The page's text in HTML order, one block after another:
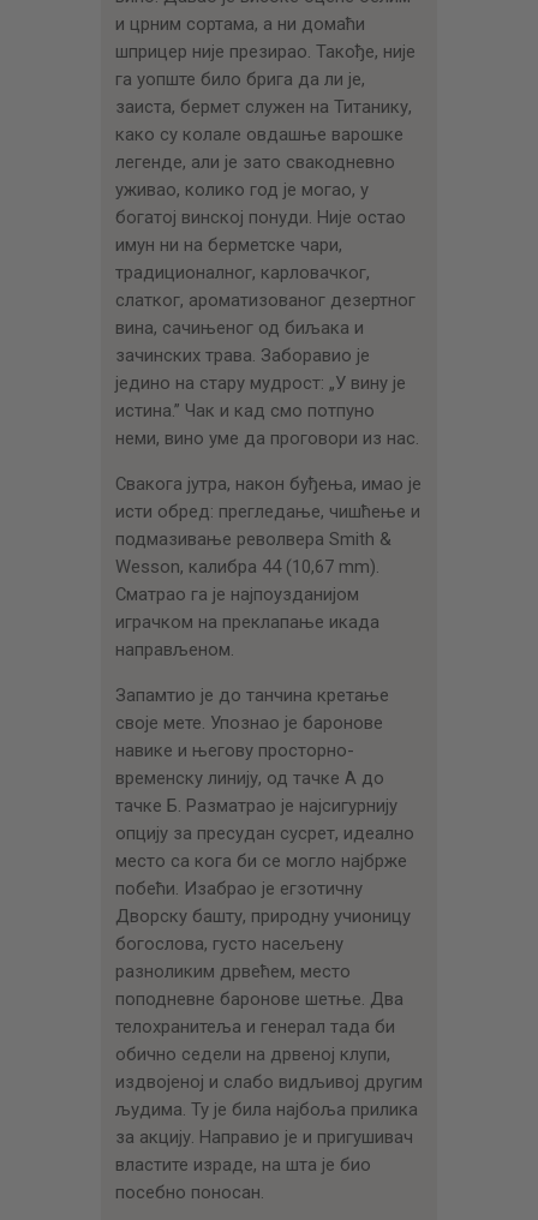
и црним сортама, а ни домаћи
шприцер није презирао. Такође, није
га уопште било брига да ли је,
заиста, бермет служен на Титанику,
како су колале овдашње варошке
легенде, али је зато свакодневно
уживао, колико год је могао, у
богатој винској понуди. Није остао
имун ни на берметске чари,
традиционалног, карловачког,
слатког, ароматизованог дезертног
вина, сачињеног од биљака и
зачинских трава. Заборавио је
једино на стару мудрост: „У вину је
истина.” Чак и кад смо потпуно
неми, вино уме да проговори из нас.
Свакога јутра, након буђења, имао је
исти обред: прегледање, чишћење и
подмазивање револвера Smith &
Wesson, калибра 44 (10,67 mm).
Сматрао га је најпоузданијом
играчком на преклапање икада
направљеном.
Запамтио је до танчина кретање
своје мете. Упознао је баронове
навике и његову просторно-
временску линију, од тачке А до
тачке Б. Разматрао је најсигурнију
опцију за пресудан сусрет, идеално
место са кога би се могло најбрже
побећи. Изабрао је егзотичну
Дворску башту, природну учионицу
богослова, густо насељену
разноликим дрвећем, место
поподневне баронове шетње. Два
телохранитеља и генерал тада би
обично седели на дрвеној клупи,
издвојеној и слабо видљивој другим
људима. Ту је била најбоља прилика
за акцију. Направио је и пригушивач
властите израде, на шта је био
посебно поносан.